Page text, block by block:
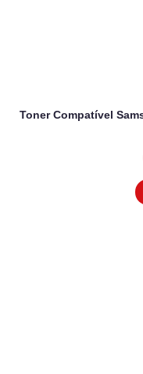
Toner Compatível